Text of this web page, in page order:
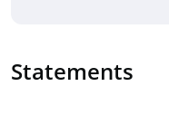
Statements